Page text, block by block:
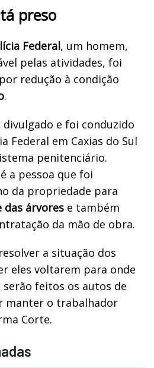
preso
Federal, um homem,
pelas atividades, foi
redução à condição
.
divulgado e foi conduzido
Federal em Caxias do Sul
penitenciário.
a pessoa que foi
da propriedade para
das árvores e também
da mão de obra.
a situação dos
eles voltarem para onde
feitos os autos de
manter o trabalhador
Corte.